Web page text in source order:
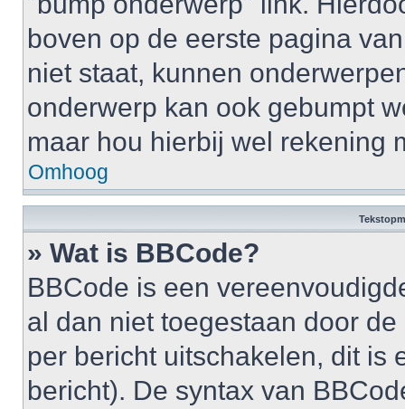
boven op de eerste pagina
niet staat, kunnen
onderwerp kan ook gebumpt
maar hou hierbij wel rekening
Omhoog
» Wat is BBCode?
BBCode is een
al dan niet toegestaan door
per bericht uitschakelen, dit is
bericht). De syntax van